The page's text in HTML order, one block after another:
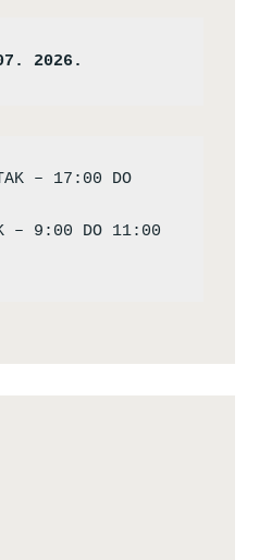
2026.
– 17:00 DO
– 9:00 DO 11:00